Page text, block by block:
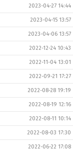
2023-04-27 14:44
2023-04-15 13:57
2023-04-06 13:57
2022-12-24 10:43
2022-11-04 13:01
2022-09-21 17:27
2022-08-28 19:19
2022-08-19 12:16
2022-08-11 10:14
2022-08-03 17:30
2022-06-22 17:08